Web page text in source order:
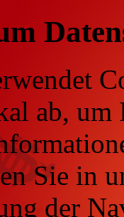
ab, um
Sie in
der